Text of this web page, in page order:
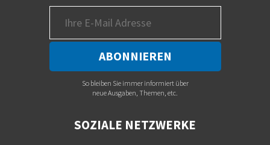
So bleiben Sie immer informiert über
neue Ausgaben, Themen, etc.
SOZIALE NETZWERKE